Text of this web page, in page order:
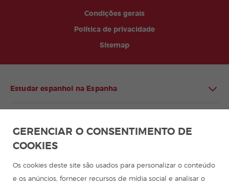
Condições gerais
Política de privacidade
Sitemap
Estudar espanhol na Espanha
Programa de espanhol para grupos
Cursos de espanhol
GERENCIAR O CONSENTIMENTO DE
COOKIES
Os cookies deste site são usados para personalizar o conteúdo
e os anúncios, fornecer recursos de mídia social e analisar o